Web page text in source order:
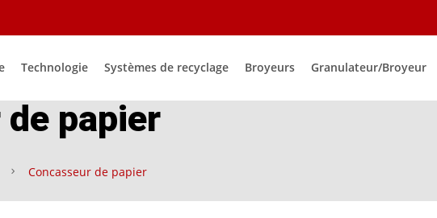
Technologie Systèmes de recyclage Broyeurs Granulateur/Broyeur
papier
Concasseur de papier